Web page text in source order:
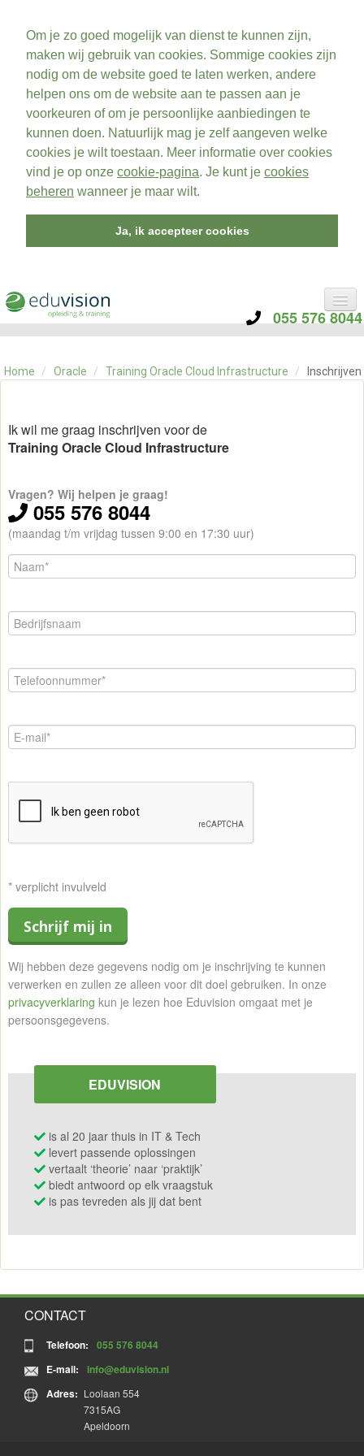
Om je zo goed mogelijk van dienst te kunnen zijn,
maken wij gebruik van cookies. Sommige cookies zijn
nodig om de website goed te laten werken, andere
helpen ons om de website aan te passen aan je
voorkeuren of om je persoonlijke aanbiedingen te
kunnen doen. Natuurlijk mag je zelf aangeven welke
cookies je wilt toestaan. Meer informatie over cookies
vind je op onze cookie-pagina. Je kunt je cookies
beheren wanneer je maar wilt.
Ja, ik accepteer cookies
055 576 8044
CATEGORIE
OVER ONS
Home / Oracle / Training Oracle Cloud Infrastructure / Inschrijven
Ik wil me graag inschrijven voor de
Training Oracle Cloud Infrastructure
Vragen? Wij helpen je graag!
055 576 8044
(maandag t/m vrijdag tussen 9:00 en 17:30 uur)
* verplicht invulveld
Schrijf mij in
Wij hebben deze gegevens nodig om je inschrijving te kunnen
verwerken en zullen ze alleen voor dit doel gebruiken. In onze
privacyverklaring kun je lezen hoe Eduvision omgaat met je
persoonsgegevens.
EDUVISION
is al 20 jaar thuis in IT & Tech
levert passende oplossingen
vertaalt ‘theorie’ naar ‘praktijk’
biedt antwoord op elk vraagstuk
is pas tevreden als jij dat bent
CONTACT
Telefoon:
055 576 8044
E-mail:
info@eduvision.nl
Adres: Loolaan 554
7315AG
Apeldoorn